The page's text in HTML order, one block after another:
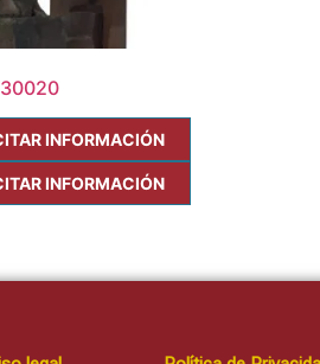
INFORMACIÓN
INFORMACIÓN